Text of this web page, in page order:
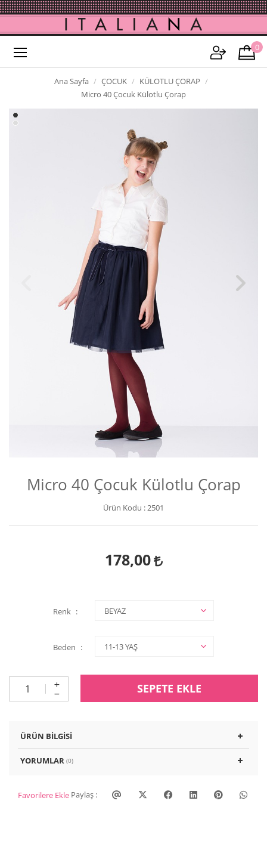
0
Ana Sayfa ÇOCUK
KÜLOTLU ÇORAP
Micro 40 Çocuk Külotlu Çorap
Micro 40 Çocuk Külotlu Çorap
Ürün Kodu :2501
178,00
Renk
Beden
SEPETE EKLE
ÜRÜN BILGISI
YORUMLAR (0)
Favorilere Ekle Paylaş :